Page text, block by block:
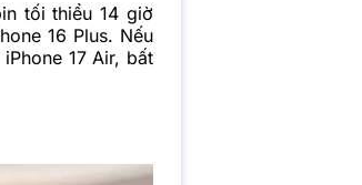
tối thiểu 14 giờ
16 Plus. Nếu
17 Air, bất